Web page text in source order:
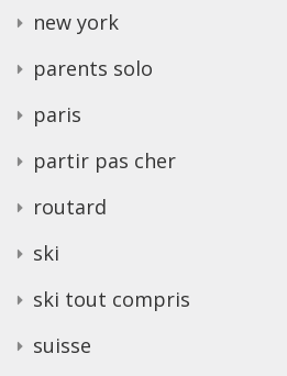
new york
parents solo
paris
partir pas cher
routard
ski
ski tout compris
suisse